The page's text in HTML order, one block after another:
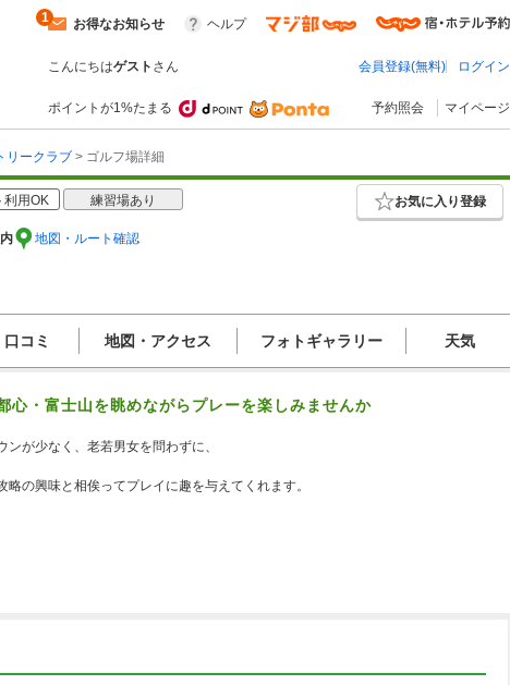
お得なお知らせ
1 ヘルプ
こんにちはゲスト さん 会員登録(無料) ログイン
ポイントが1%たまる 予約照会 マイページ
リークラブ > ゴルフ場詳細
利用OK 練習場あり お気に入り登録
地図・ルート確認
口コミ 地図・アクセス フォトギャラリー 天気
・富士山を眺めながらプレーを楽しみませんか
が少なく、老若男女を問わずに、
の興味と相俟ってプレイに趣を与えてくれます。